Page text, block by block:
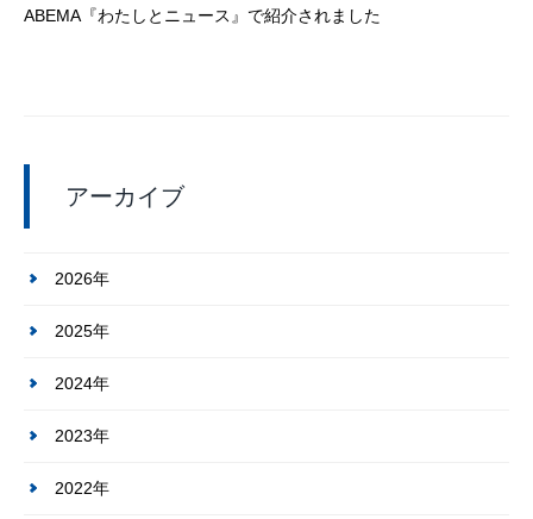
ABEMA『わたしとニュース』で紹介されました
アーカイブ
2026年
2025年
2024年
2023年
2022年